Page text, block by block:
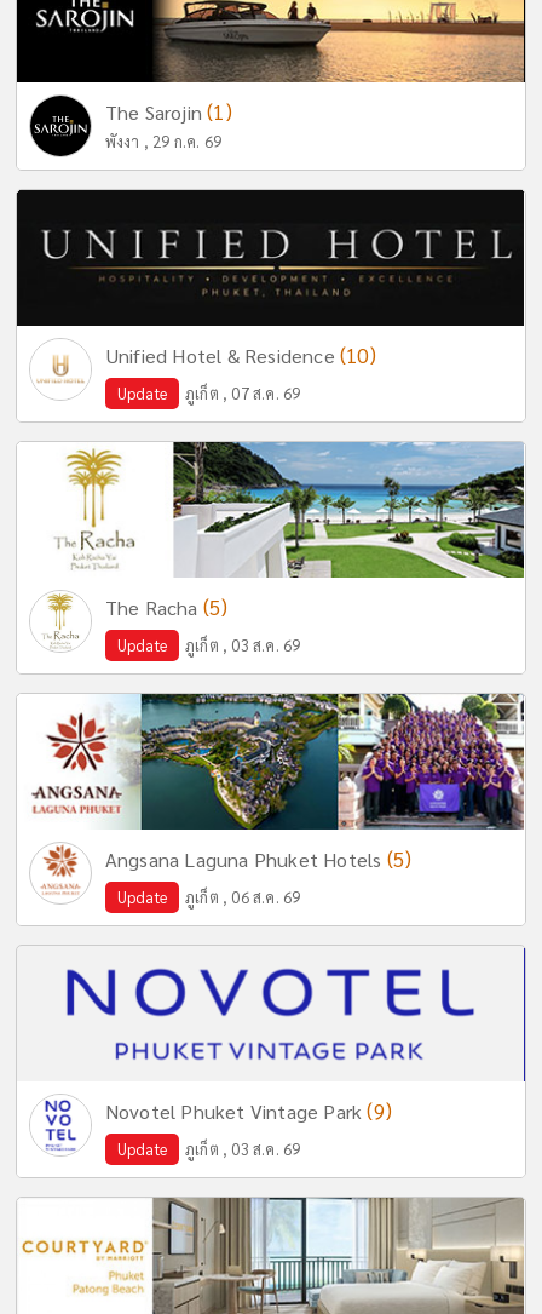
The Sarojin(1)
พังงา , 29 ก.ค. 69
Unified Hotel & Residence (10)
Update ภูเก็ต , 07 ส.ค. 69
The Racha (5)
Update ภูเก็ต , 03 ส.ค. 69
Angsana Laguna Phuket Hotels (5)
Update ภูเก็ต , 06 ส.ค. 69
Novotel Phuket Vintage Park(9)
Update ภูเก็ต , 03 ส.ค. 69